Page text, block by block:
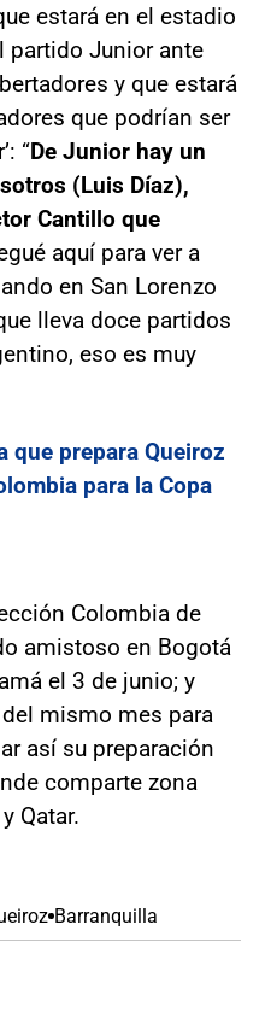
estará en el estadio
partido Junior ante
y que estará
que podrían ser
“De Junior hay un
(Luis Díaz),
Cantillo que
aquí para ver a
en San Lorenzo
lleva doce partidos
eso es muy
que prepara Queiroz
para la Copa
Colombia de
amistoso en Bogotá
el 3 de junio; y
mismo mes para
así su preparación
comparte zona
Qatar.
Barranquilla